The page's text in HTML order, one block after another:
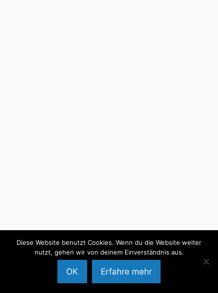
Diese Website benutzt Cookies. Wenn du die Website weiter
nutzt, gehen wir von deinem Einverständnis aus.
OK Erfahre mehr